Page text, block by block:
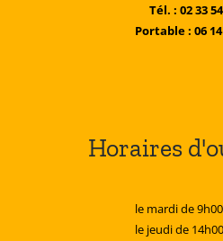
Tél. : 02 33
Portable : 06 14
Horaires
le mardi de
le jeudi de